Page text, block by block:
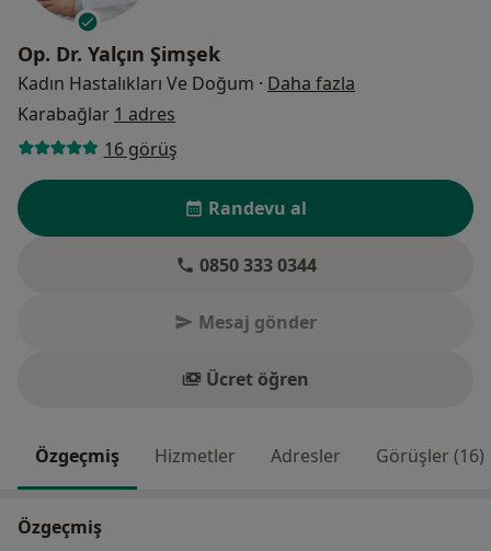
Op. Dr. Yalçın Şimşek
Kadın Hastalıkları Ve Doğum · Daha fazla
Karabağlar 1 adres
16 görüş
Randevu al
0850 333 0344
Mesaj gönder
Ücret öğren
Özgeçmiş Hizmetler Adresler Görüşler (16)
Özgeçmiş